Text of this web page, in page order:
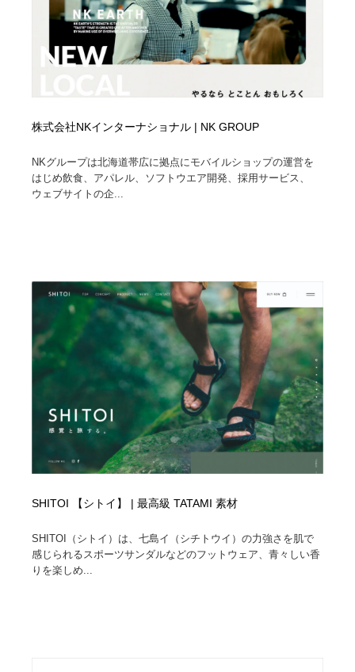
株式会社NKインターナショナル | NK GROUP
NKグループは北海道帯広に拠点にモバイルショップの運営を
はじめ飲食、アパレル、ソフトウエア開発、採用サービス、
ウェブサイトの企...
SHITOI 【シトイ】 | 最高級 TATAMI 素材
SHITOI（シトイ）は、七島イ（シチトウイ）の力強さを肌で
感じられるスポーツサンダルなどのフットウェア、青々しい香
りを楽しめ...